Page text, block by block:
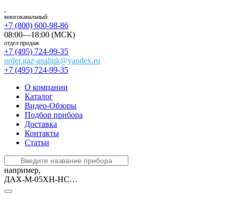
многоканальный
+7 (800) 600-98-86
08:00—18:00 (МСК)
отдел продаж
+7 (495) 724-99-35
order.gaz-analitik@yandex.ru
+7 (495) 724-99-35
О компании
Каталог
Видео-Обзоры
Подбор прибора
Доставка
Контакты
Статьи
например,
ДАХ-М-05ХН-HCL-30